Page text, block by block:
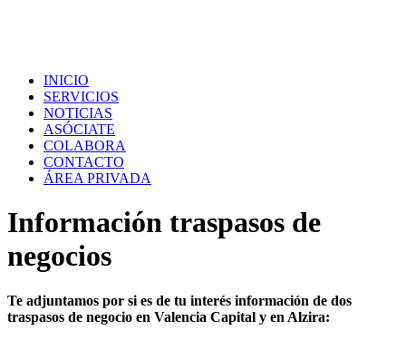
INICIO
SERVICIOS
NOTICIAS
ASÓCIATE
COLABORA
CONTACTO
ÁREA PRIVADA
Información traspasos de
negocios
Te adjuntamos por si es de tu interés información de dos
traspasos de negocio en Valencia Capital y en Alzira: